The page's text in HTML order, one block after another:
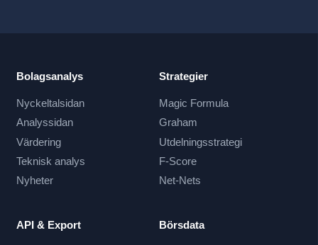
Bolagsanalys
Nyckeltalsidan
Analyssidan
Värdering
Teknisk analys
Nyheter
Strategier
Magic Formula
Graham
Utdelningsstrategi
F-Score
Net-Nets
API & Export Börsdata